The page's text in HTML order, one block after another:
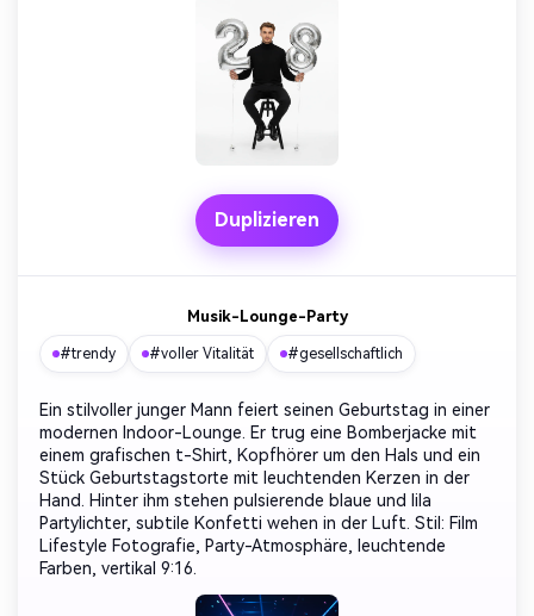
Duplizieren
Musik-Lounge-Party
#trendy #voller Vitalität #gesellschaftlich
Ein stilvoller junger Mann feiert seinen Geburtstag in einer
modernen Indoor-Lounge. Er trug eine Bomberjacke mit
einem grafischen t-Shirt, Kopfhörer um den Hals und ein
Stück Geburtstagstorte mit leuchtenden Kerzen in der
Hand. Hinter ihm stehen pulsierende blaue und lila
Partylichter, subtile Konfetti wehen in der Luft. Stil: Film
Lifestyle Fotografie, Party-Atmosphäre, leuchtende
Farben, vertikal 9:16.